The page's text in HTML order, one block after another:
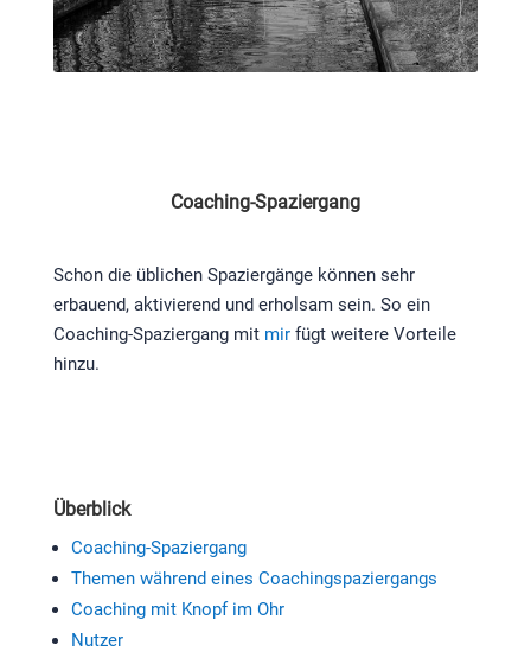
Coaching-Spaziergang
Schon die üblichen Spaziergänge können sehr
erbauend, aktivierend und erholsam sein. So ein
Coaching-Spaziergang mit mirfügt weitere Vorteile
hinzu.
Überblick
Coaching-Spaziergang
Themen während eines Coachingspaziergangs
Coaching mit Knopf im Ohr
Nutzer